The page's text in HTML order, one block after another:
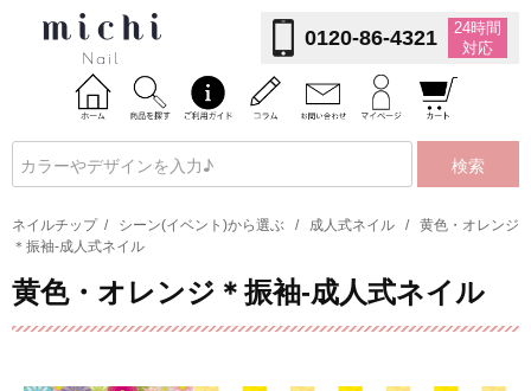
0120-86-4321
24時間
対応
検索
ネイルチップ / シーン(イベント)から選ぶ / 成人式ネイル / 黄色・オレンジ
＊振袖-成人式ネイル
黄色・オレンジ＊振袖-成人式ネイル